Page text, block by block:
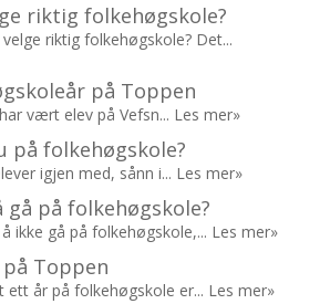
riktig folkehøgskole?
riktig folkehøgskole? Det...
på Toppen
vært elev på Vefsn... Les mer»
på folkehøgskole?
igjen med, sånn i... Les mer»
gå på folkehøgskole?
ikke gå på folkehøgskole,... Les mer»
Toppen
ett år på folkehøgskole er... Les mer»